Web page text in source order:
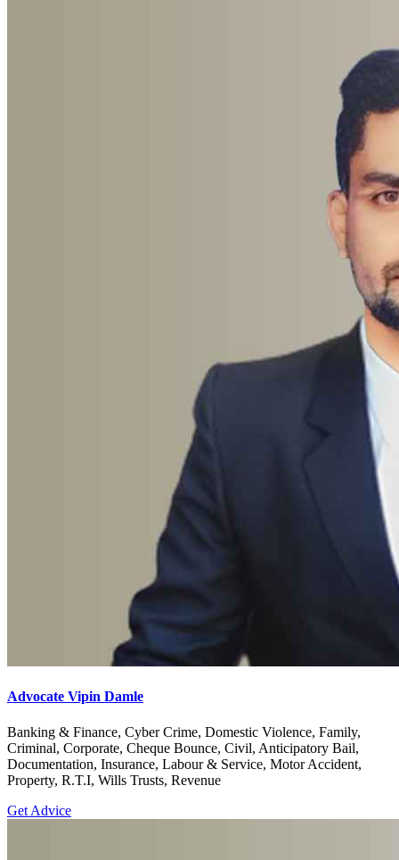
Advocate Vipin Damle
Banking & Finance, Cyber Crime, Domestic Violence, Family,
Criminal, Corporate, Cheque Bounce, Civil, Anticipatory Bail,
Documentation, Insurance, Labour & Service, Motor Accident,
Property, R.T.I, Wills Trusts, Revenue
Get Advice